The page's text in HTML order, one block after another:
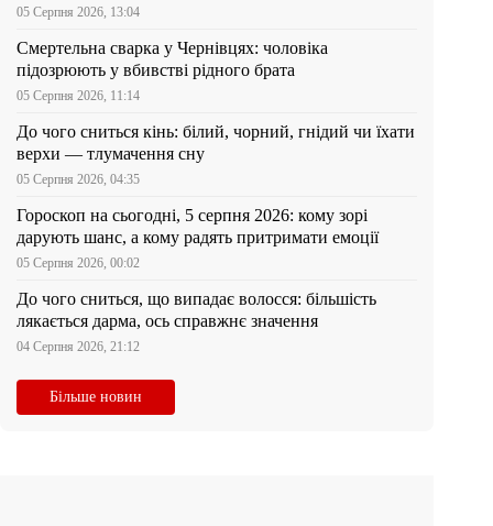
05 Серпня 2026, 13:04
Смертельна сварка у Чернівцях: чоловіка
підозрюють у вбивстві рідного брата
05 Серпня 2026, 11:14
До чого сниться кінь: білий, чорний, гнідий чи їхати
верхи — тлумачення сну
05 Серпня 2026, 04:35
Гороскоп на сьогодні, 5 серпня 2026: кому зорі
дарують шанс, а кому радять притримати емоції
05 Серпня 2026, 00:02
До чого сниться, що випадає волосся: більшість
лякається дарма, ось справжнє значення
04 Серпня 2026, 21:12
Більше новин